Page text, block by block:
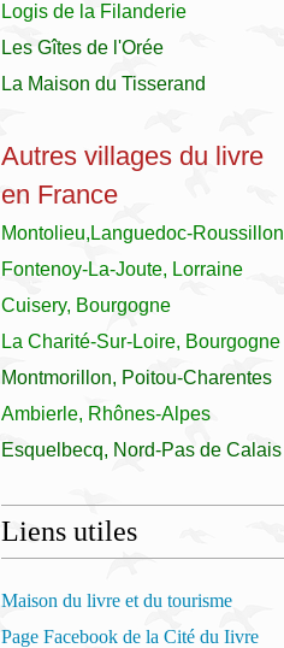
Logis de la Filanderie
Les Gîtes de l'Orée
La Maison du Tisserand
Autres villages du livre
en France
Montolieu,Languedoc-Roussillon
Fontenoy-La-Joute, Lorraine
Cuisery, Bourgogne
La Charité-Sur-Loire, Bourgogne
Montmorillon, Poitou-Charentes
Ambierle, Rhônes-Alpes
Esquelbecq, Nord-Pas de Calais
Liens utiles
Maison du livre et du tourisme
Page Facebook de la Cité du Iivre